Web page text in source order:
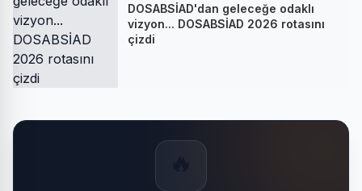
DOSABSİAD'dan geleceğe odaklı
vizyon... DOSABSİAD 2026 rotasını
çizdi